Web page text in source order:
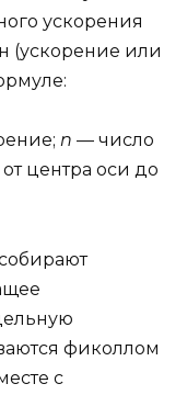
ускорения
(ускорение или
n — число
центра оси до
фиколлом
с